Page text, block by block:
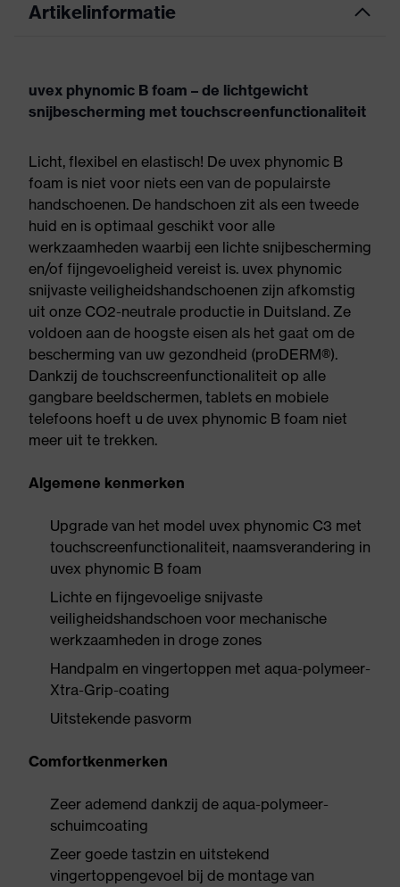
Artikelinformatie
uvex phynomic B foam – de lichtgewicht
snijbescherming met touchscreenfunctionaliteit
Licht, flexibel en elastisch! De uvex phynomic B
foam is niet voor niets een van de populairste
handschoenen. De handschoen zit als een tweede
huid en is optimaal geschikt voor alle
werkzaamheden waarbij een lichte snijbescherming
en/of fijngevoeligheid vereist is. uvex phynomic
snijvaste veiligheidshandschoenen zijn afkomstig
uit onze CO2-neutrale productie in Duitsland. Ze
voldoen aan de hoogste eisen als het gaat om de
bescherming van uw gezondheid (proDERM®).
Dankzij de touchscreenfunctionaliteit op alle
gangbare beeldschermen, tablets en mobiele
telefoons hoeft u de uvex phynomic B foam niet
meer uit te trekken.
Algemene kenmerken
Upgrade van het model uvex phynomic C3 met
touchscreenfunctionaliteit, naamsverandering in
uvex phynomic B foam
Lichte en fijngevoelige snijvaste
veiligheidshandschoen voor mechanische
werkzaamheden in droge zones
Handpalm en vingertoppen met aqua-polymeer-
Xtra-Grip-coating
Uitstekende pasvorm
Comfortkenmerken
Zeer ademend dankzij de aqua-polymeer-
schuimcoating
Zeer goede tastzin en uitstekend
vingertoppengevoel bij de montage van